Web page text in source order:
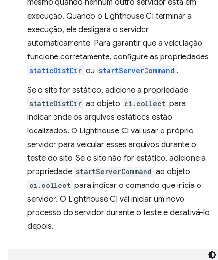
mesmo quando nenhum outro servidor está em
execução. Quando o Lighthouse CI terminar a
execução, ele desligará o servidor
automaticamente. Para garantir que a veiculação
funcione corretamente, configure as propriedades
staticDistDir ou startServerCommand .
Se o site for estático, adicione a propriedade
staticDistDir ao objeto ci.collect para
indicar onde os arquivos estáticos estão
localizados. O Lighthouse CI vai usar o próprio
servidor para veicular esses arquivos durante o
teste do site. Se o site não for estático, adicione a
propriedade startServerCommand ao objeto
ci.collect para indicar o comando que inicia o
servidor. O Lighthouse CI vai iniciar um novo
processo do servidor durante o teste e desativá-lo
depois.